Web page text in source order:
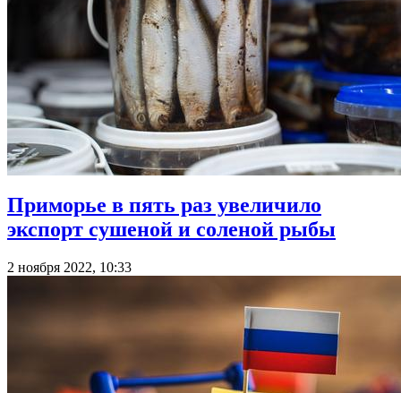
Приморье в пять раз увеличило
экспорт сушеной и соленой рыбы
2 ноября 2022, 10:33